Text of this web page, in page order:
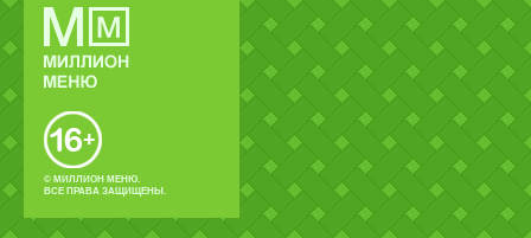
© МИЛЛИОН МЕНЮ.
ВСЕ ПРАВА ЗАЩИЩЕНЫ.